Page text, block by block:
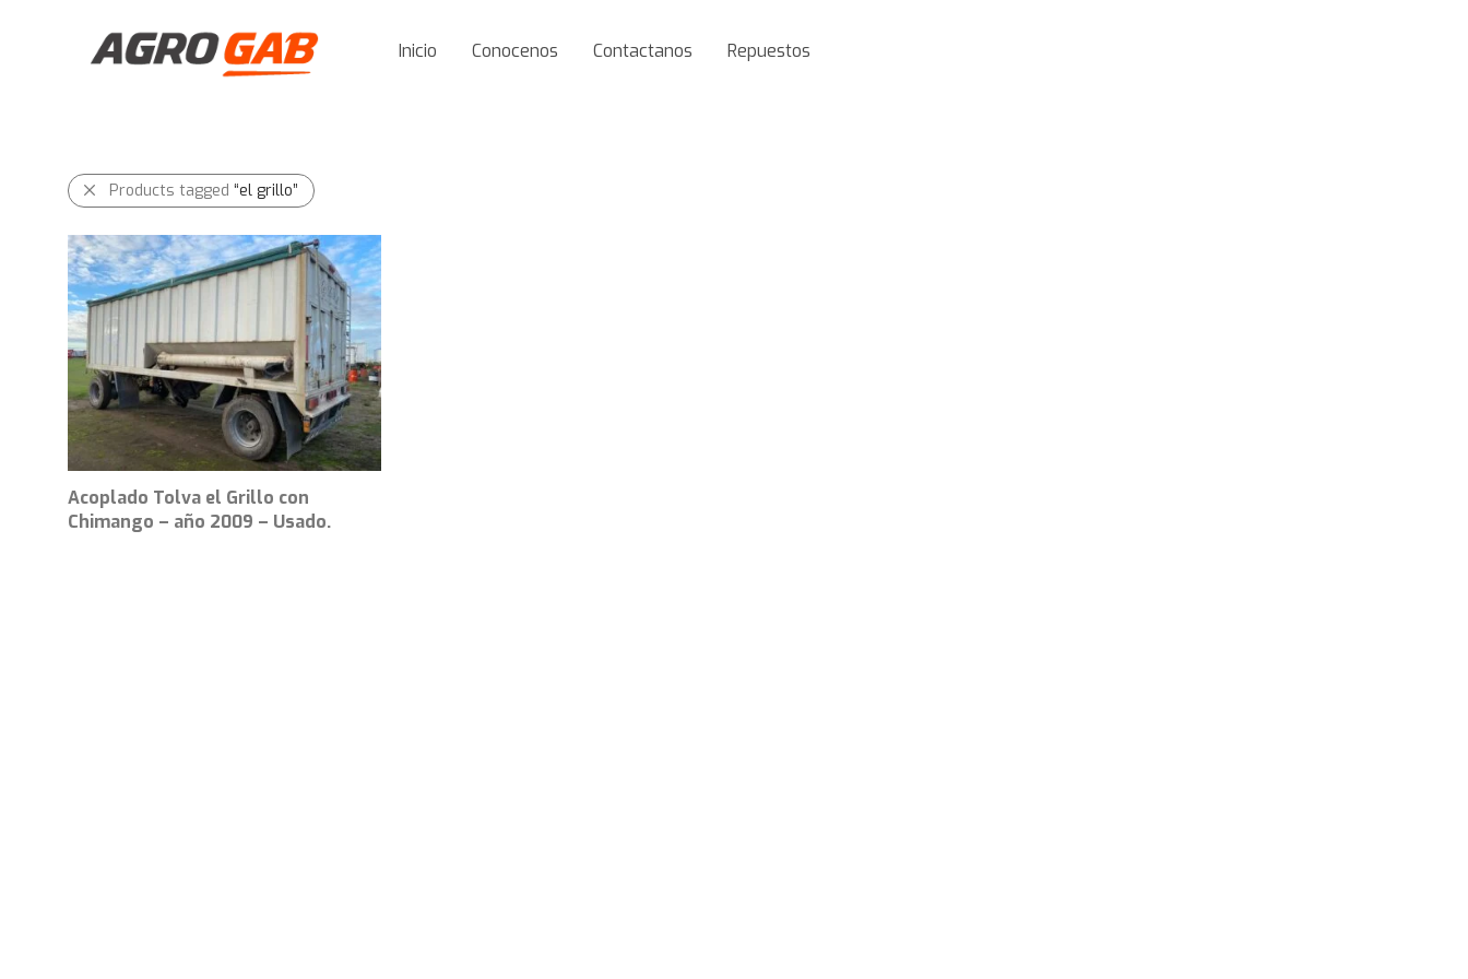
Inicio Conocenos Contactanos Repuestos
Products tagged “el grillo”
Acoplado Tolva el Grillo con
Chimango – año 2009 – Usado.